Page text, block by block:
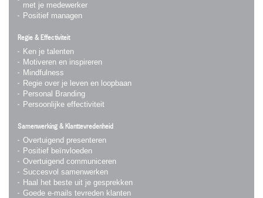
met je medewerker
Positief managen
Regie & Effectiviteit
Ken je talenten
Motiveren en inspireren
Mindfulness
Regie over je leven en loopbaan
Personal Branding
Persoonlijke effectiviteit
Samenwerking & Klanttevredenheid
Overtuigend presenteren
Positief beïnvloeden
Overtuigend communiceren
Succesvol samenwerken
Haal het beste uit je gesprekken
Goede e-mails tevreden klanten